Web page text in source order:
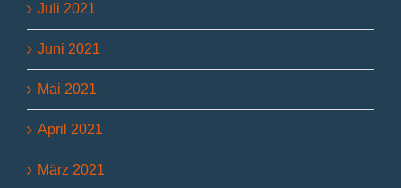
Juli 2021
Juni 2021
Mai 2021
April 2021
März 2021